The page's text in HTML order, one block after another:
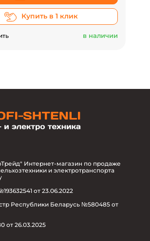
Купить в 1 клик
в наличии
Интернет-магазин по продаже
и электротранспорта
от 23.06.2022
Республики Беларусь №580485 от
от 26.03.2025